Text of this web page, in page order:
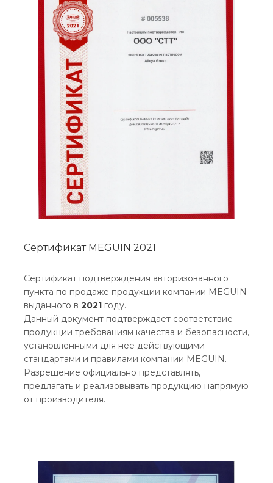
Сертификат MEGUIN 2021
Сертификат подтверждения авторизованного
пункта по продаже продукции компании MEGUIN
выданного в 2021 году.
Данный документ подтверждает соответствие
продукции требованиям качества и безопасности,
установленными для нее действующими
стандартами и правилами компании MEGUIN.
Разрешение официально представлять,
предлагать и реализовывать продукцию напрямую
от производителя.